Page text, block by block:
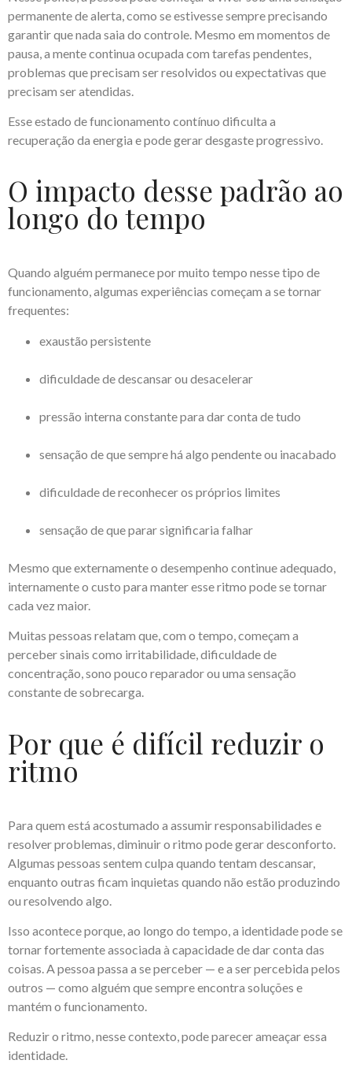
permanente de alerta, como se estivesse sempre precisando
garantir que nada saia do controle. Mesmo em momentos de
pausa, a mente continua ocupada com tarefas pendentes,
problemas que precisam ser resolvidos ou expectativas que
precisam ser atendidas.
Esse estado de funcionamento contínuo dificulta a
recuperação da energia e pode gerar desgaste progressivo.
O impacto desse padrão ao
longo do tempo
Quando alguém permanece por muito tempo nesse tipo de
funcionamento, algumas experiências começam a se tornar
frequentes:
exaustão persistente
dificuldade de descansar ou desacelerar
pressão interna constante para dar conta de tudo
sensação de que sempre há algo pendente ou inacabado
dificuldade de reconhecer os próprios limites
sensação de que parar significaria falhar
Mesmo que externamente o desempenho continue adequado,
internamente o custo para manter esse ritmo pode se tornar
cada vez maior.
Muitas pessoas relatam que, com o tempo, começam a
perceber sinais como irritabilidade, dificuldade de
concentração, sono pouco reparador ou uma sensação
constante de sobrecarga.
Por que é difícil reduzir o
ritmo
Para quem está acostumado a assumir responsabilidades e
resolver problemas, diminuir o ritmo pode gerar desconforto.
Algumas pessoas sentem culpa quando tentam descansar,
enquanto outras ficam inquietas quando não estão produzindo
ou resolvendo algo.
Isso acontece porque, ao longo do tempo, a identidade pode se
tornar fortemente associada à capacidade de dar conta das
coisas. A pessoa passa a se perceber — e a ser percebida pelos
outros — como alguém que sempre encontra soluções e
mantém o funcionamento.
Reduzir o ritmo, nesse contexto, pode parecer ameaçar essa
identidade.